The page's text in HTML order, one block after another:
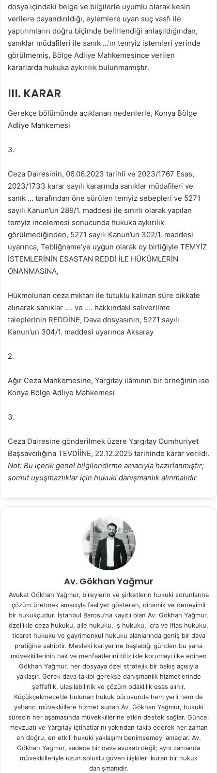
dosya içindeki belge ve bilgilerle uyumlu olarak kesin
verilere dayandırıldığı, eylemlere uyan suç vasfı ile
yaptırımların doğru biçimde belirlendiği anlaşıldığından,
sanıklar müdafileri ile sanık …'ın temyiz istemleri yerinde
görülmemiş, Bölge Adliye Mahkemesince verilen
kararlarda hukuka aykırılık bulunmamıştır.
III. KARAR
Gerekçe bölümünde açıklanan nedenlerle, Konya Bölge
Adliye Mahkemesi
3.
Ceza Dairesinin, 06.06.2023 tarihli ve 2023/1767 Esas,
2023/1733 karar sayılı kararında sanıklar müdafileri ve
sanık … tarafından öne sürülen temyiz sebepleri ve 5271
sayılı Kanun’un 289/1. maddesi ile sınırlı olarak yapılan
temyiz incelemesi sonucunda hukuka aykırılık
görülmediğinden, 5271 sayılı Kanun’un 302/1. maddesi
uyarınca, Tebliğname’ye uygun olarak oy birliğiyle TEMYİZ
İSTEMLERİNİN ESASTAN REDDİ İLE HÜKÜMLERİN
ONANMASINA,
Hükmolunan ceza miktarı ile tutuklu kalınan süre dikkate
alınarak sanıklar …. ve …. hakkındaki salıverilme
taleplerinin REDDİNE, Dava dosyasının, 5271 sayılı
Kanun’un 304/1. maddesi uyarınca Aksaray
2.
Ağır Ceza Mahkemesine, Yargıtay ilâmının bir örneğinin ise
Konya Bölge Adliye Mahkemesi
3.
Ceza Dairesine gönderilmek üzere Yargıtay Cumhuriyet
Başsavcılığına TEVDİİNE, 22.12.2025 tarihinde karar verildi.
Not: Bu içerik genel bilgilendirme amacıyla hazırlanmıştır;
somut uyuşmazlıklar için hukuki danışmanlık alınmalıdır.
Av. Gökhan Yağmur
Avukat Gökhan Yağmur, bireylerin ve şirketlerin hukuki sorunlarına
çözüm üretmek amacıyla faaliyet gösteren, dinamik ve deneyimli
bir hukukçudur. İstanbul Barosu’na kayıtlı olan Av. Gökhan Yağmur,
özellikle ceza hukuku, aile hukuku, iş hukuku, icra ve iflas hukuku,
ticaret hukuku ve gayrimenkul hukuku alanlarında geniş bir dava
pratiğine sahiptir. Mesleki kariyerine başladığı günden bu yana
müvekkillerinin hak ve menfaatlerini titizlikle korumayı ilke edinen
Gökhan Yağmur, her dosyaya özel stratejik bir bakış açısıyla
yaklaşır. Gerek dava takibi gerekse danışmanlık hizmetlerinde
şeffaflık, ulaşılabilirlik ve çözüm odaklılık esas alınır.
Küçükçekmece’de bulunan hukuk bürosunda hem yerli hem de
yabancı müvekkillere hizmet sunan Av. Gökhan Yağmur, hukuki
sürecin her aşamasında müvekkillerine etkin destek sağlar. Güncel
mevzuatı ve Yargıtay içtihatlarını yakından takip ederek her zaman
en doğru, en etkili hukuki yaklaşımı benimsemeyi amaçlar. Av.
Gökhan Yağmur, sadece bir dava avukatı değil; aynı zamanda
müvekkilleriyle uzun soluklu güven ilişkileri kuran bir hukuk
danışmanıdır.